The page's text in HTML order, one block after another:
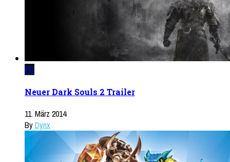
PC
Neuer Dark Souls 2 Trailer
11. März 2014
ByDynx